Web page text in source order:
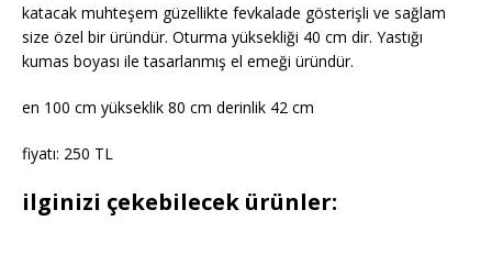
katacak muhteşem güzellikte fevkalade gösterişli ve sağlam
size özel bir üründür. Oturma yüksekliği 40 cm dir. Yastığı
kumas boyası ile tasarlanmış el emeği üründür.
en 100 cm yükseklik 80 cm derinlik 42 cm
fiyatı: 250 TL
ilginizi çekebilecek ürünler: